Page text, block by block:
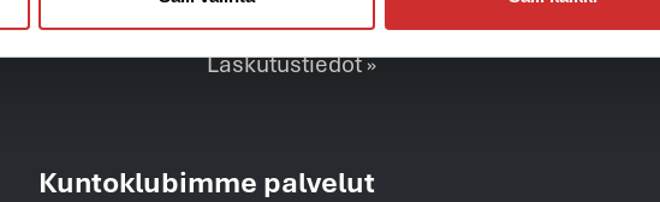
Tilaus,-toimitus ja sopimusehdot »
Laskutustiedot »
Kuntoklubimme palvelut